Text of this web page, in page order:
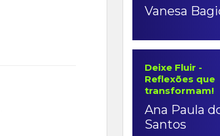
Vanesa
Deixe Fluir -
Reflexões que
transformam!
Ana Paula
Santos